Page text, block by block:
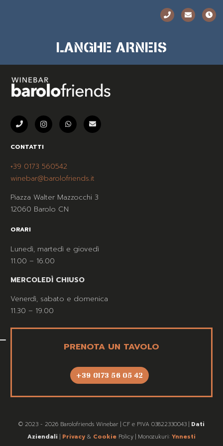
LANGHE ARNEIS
CONTATTI
+39 0173 560542
winebar@barolofriends.it
Piazza Walter Mazzocchi 3
12060 Barolo CN
ORARI
Lunedì, martedì e giovedì
11.00 – 16.00
MERCOLEDÌ CHIUSO
Venerdì, sabato e domenica
11.30 – 19.00
PRENOTA UN TAVOLO
+39 0173 56 05 42
© 2023 - 2026 Barolofriends Winebar | CF e PIVA 03822330043 | Dati
Aziendali | Privacy & Cookie Policy | Monozukuri: Ynnesti